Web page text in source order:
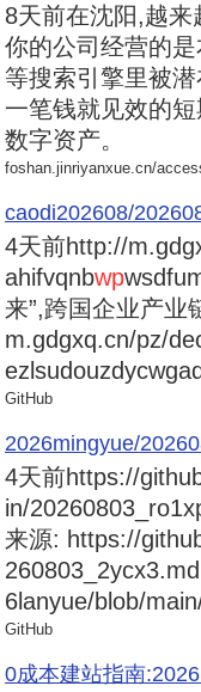
8天前在沈阳,越来
你的公司经营的
等搜索引擎里被
一笔钱就见效的
数字资产。
foshan.jinriyanxue.cn/
caodi202608/
4天前http://
ahifvqnbwp
来”,跨国企业产
m.gdgxq.cn/pz/
GitHub
2026mingyue/
4天前https://
in/
来源: https://
6lanyue/blob/
GitHub
0成本建站指南